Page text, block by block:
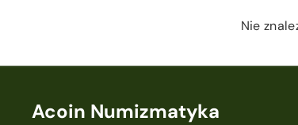
Nie
Acoin Numizmatyka